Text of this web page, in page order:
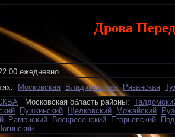
Дрова
ежедневно
Московская Владимирская Рязанская
Московская область районы:
Пушкинский Щелковский Можайский
Раменский Воскресенский Егорьевский